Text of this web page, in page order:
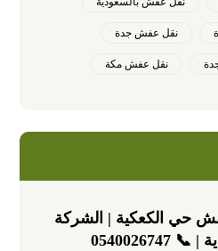
نقل عفش جدة
نقل عفش مكة
حي الكعكية | الشركة
0540026747